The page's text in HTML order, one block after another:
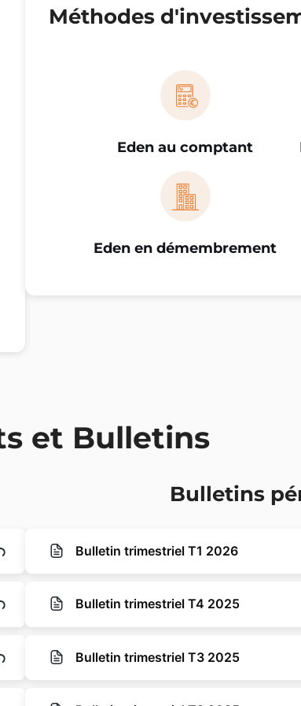
Méthodes
Eden au comptant
Eden en démembrement
et Bulletins
Bulletins
Bulletin trimestriel T1 2026
Bulletin trimestriel T4 2025
Bulletin trimestriel T3 2025